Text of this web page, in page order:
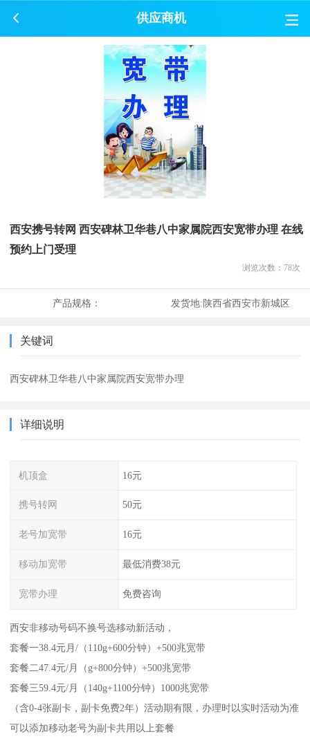
供应商机
西安携号转网 西安碑林卫华巷八中家属院西安宽带办理 在线
预约上门受理
浏览次数： 78次
产品规格： 发货地:陕西省西安市新城区
关键词
西安碑林卫华巷八中家属院西安宽带办理
详细说明
机顶盒 16元
携号转网 50元
老号加宽带 16元
移动加宽带 最低消费38元
宽带办理 免费咨询
西安非移动号码不换号选移动新活动，
套餐一38.4元月/（110g+600分钟）+500兆宽带
套餐二47.4元/月（g+800分钟）+500兆宽带
套餐三59.4元/月（140g+1100分钟）1000兆宽带
（含0-4张副卡，副卡免费2年）活动期有限，办理时以实时活动为准
可以添加移动老号为副卡共用以上套餐